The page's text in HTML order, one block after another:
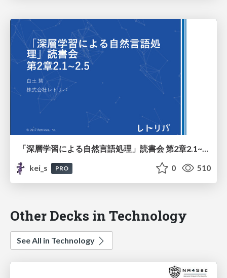
「深層学習による自然言語処理」読書会 第2章2.1~2.5
kei_s
PRO 0 510
Other Decks in Technology
See All in Technology